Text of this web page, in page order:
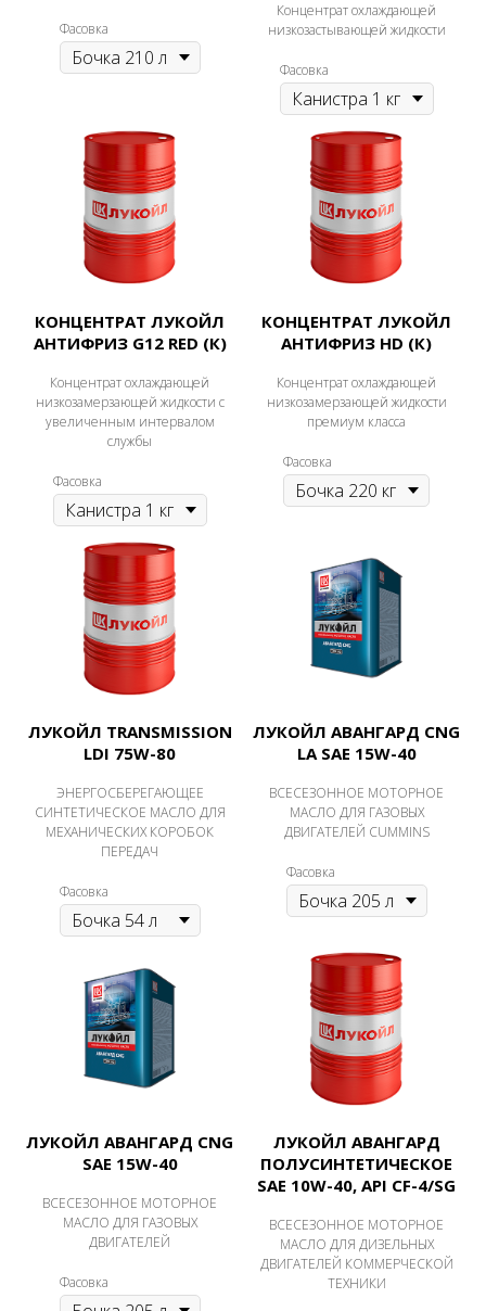
Фасовка
Концентрат охлаждающей
низкозастывающей жидкости
Фасовка
КОНЦЕНТРАТ ЛУКОЙЛ
АНТИФРИЗ G12 RED (К)
Концентрат охлаждающей
низкозамерзающей жидкости с
увеличенным интервалом
службы
Фасовка
КОНЦЕНТРАТ ЛУКОЙЛ
АНТИФРИЗ HD (К)
Концентрат охлаждающей
низкозамерзающей жидкости
премиум класса
Фасовка
ЛУКОЙЛ TRANSMISSION
LDI 75W-80
ЭНЕРГОСБЕРЕГАЮЩЕЕ
СИНТЕТИЧЕСКОЕ МАСЛО ДЛЯ
МЕХАНИЧЕСКИХ КОРОБОК
ПЕРЕДАЧ
Фасовка
ЛУКОЙЛ АВАНГАРД CNG
LA SAE 15W-40
ВСЕСЕЗОННОЕ МОТОРНОЕ
МАСЛО ДЛЯ ГАЗОВЫХ
ДВИГАТЕЛЕЙ CUMMINS
Фасовка
ЛУКОЙЛ АВАНГАРД CNG
SAE 15W-40
ВСЕСЕЗОННОЕ МОТОРНОЕ
МАСЛО ДЛЯ ГАЗОВЫХ
ДВИГАТЕЛЕЙ
Фасовка
ЛУКОЙЛ АВАНГАРД
ПОЛУСИНТЕТИЧЕСКОЕ
SAE 10W-40, API CF-4/SG
ВСЕСЕЗОННОЕ МОТОРНОЕ
МАСЛО ДЛЯ ДИЗЕЛЬНЫХ
ДВИГАТЕЛЕЙ КОММЕРЧЕСКОЙ
ТЕХНИКИ